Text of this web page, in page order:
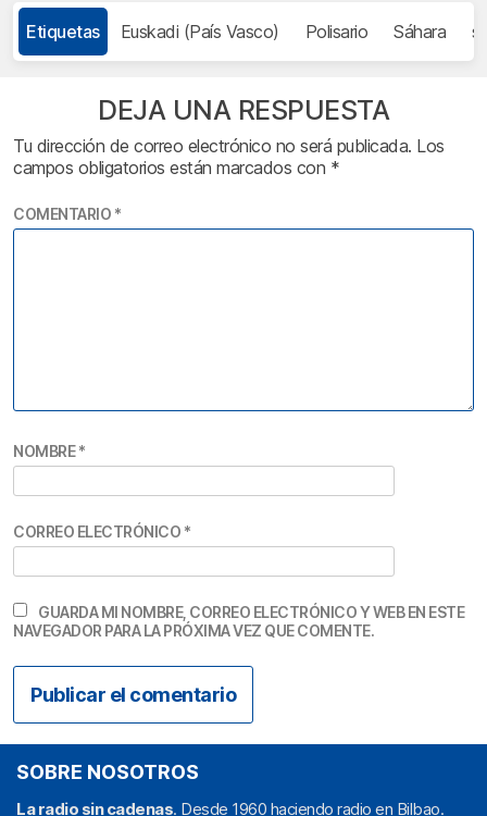
Etiquetas Euskadi (País Vasco) Polisario Sáhara
DEJA UNA RESPUESTA
Tu dirección de correo electrónico no será publicada. Los
campos obligatorios están marcados con *
COMENTARIO *
NOMBRE*
CORREO ELECTRÓNICO *
GUARDA MI NOMBRE, CORREO ELECTRÓNICO Y WEB EN ESTE
NAVEGADOR PARA LA PRÓXIMA VEZ QUE COMENTE.
SOBRE NOSOTROS
La radio sin cadenas. Desde 1960 haciendo radio en Bilbao.